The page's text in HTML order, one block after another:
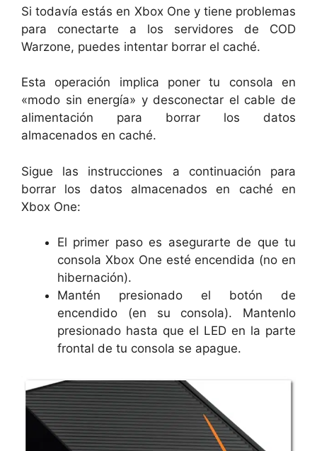
Si todavía estás en Xbox One y tiene problemas
para conectarte a los servidores de COD
Warzone, puedes intentar borrar el caché.
Esta operación implica poner tu consola en
«modo sin energía» y desconectar el cable de
alimentación para borrar los datos
almacenados en caché.
Sigue las instrucciones a continuación para
borrar los datos almacenados en caché en
Xbox One:
El primer paso es asegurarte de que tu
consola Xbox One esté encendida (no en
hibernación).
Mantén presionado el botón de
encendido (en su consola). Mantenlo
presionado hasta que el LED en la parte
frontal de tu consola se apague.